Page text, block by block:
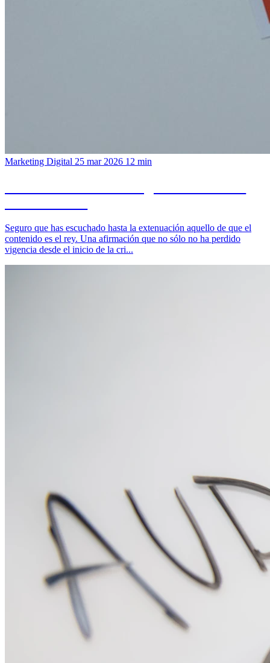
Marketing Digital 25 mar 2026 12 min
Seguro que has escuchado hasta la extenuación aquello de que el
contenido es el rey. Una afirmación que no sólo no ha perdido
vigencia desde el inicio de la cri...